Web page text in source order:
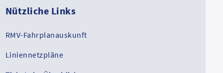
Nützliche Links
RMV-Fahrplanauskunft
Liniennetzpläne